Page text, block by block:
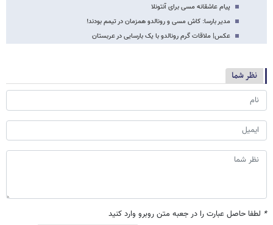
پیام عاشقانه مسی برای آنتونلا
مدیر بارسا: کاش مسی و رونالدو همزمان در تیمم بودند!‏
عکس‌| ملاقات گرم رونالدو با یک بارسایی در عربستان
نظر شما
* لطفا حاصل عبارت را در جعبه متن روبرو وارد کنید